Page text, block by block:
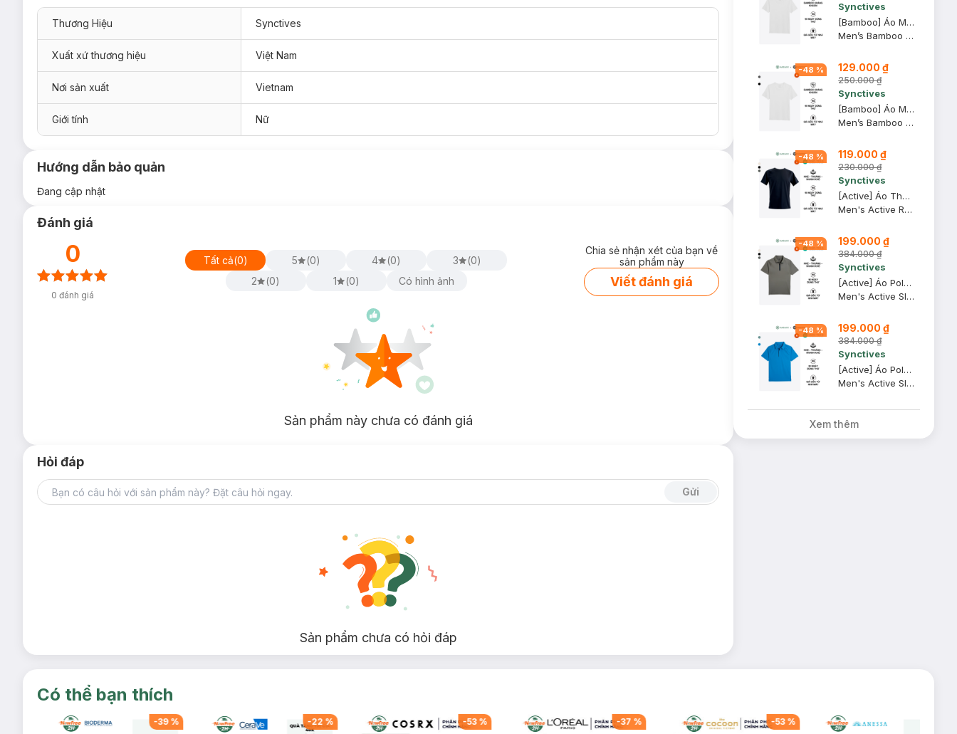
Thương Hiệu Synctives
Xuất xứ thương hiệu Việt Nam
Nơi sản xuất Vietnam
Giới tính Nữ
Hướng dẫn bảo quản
Đang cập nhật
Đánh giá
0
0 đánh giá
Tất cả(0) 5 (0) 4 (0) 3 (0)
2
(0) 1 (0) Có hình ảnh
Chia sẻ nhận xét của bạn về
sản phẩm này
Viết đánh giá
Sản phẩm này chưa có đánh giá
Hỏi đáp
Gửi
Sản phẩm chưa có hỏi đáp
Synctives
[Bamboo] Áo Mặc Trong Nam Synctives Cổ V Slim Fit, Trắng, XL - CMUN0003
Men’s Bamboo Slim Fit V-Neck Undershirt
-48 % 129.000 ₫
250.000 ₫
Synctives
[Bamboo] Áo Mặc Trong Nam Synctives Cổ V Slim Fit, Trắng, M - CMUN0003
Men’s Bamboo Slim Fit V-Neck Undershirt
-48 % 119.000 ₫
230.000 ₫
Synctives
[Active] Áo Thun Nam Synctives Tay Raglan Regular Fit, Đen, L - SMTS0004
Men's Active Regular Fit Raglan T-shirt
-48 % 199.000 ₫
384.000 ₫
Synctives
[Active] Áo Polo Nam Synctives Tay Raglan Slim Fit, Xanh Trà, M - SMPO0011
Men's Active Slim Fit Raglan Polo Shirt
-48 % 199.000 ₫
384.000 ₫
Synctives
[Active] Áo Polo Nam Synctives Slim Fit, Xanh Biển, M - SMPO0010
Men's Active Slim Fit Polo Shirt
Xem thêm
Có thể bạn thích
-39% -22 % -53% -37 % -53%